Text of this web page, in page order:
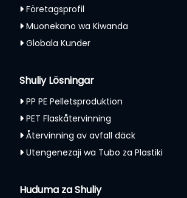
Företagsprofil
Muonekano wa Kiwanda
Globala Kunder
Shuliy Lösningar
PP PE Pelletsproduktion
PET Flaskåtervinning
Återvinning av avfall däck
Utengenezaji wa Tubo za Plastiki
Huduma za Shuliy